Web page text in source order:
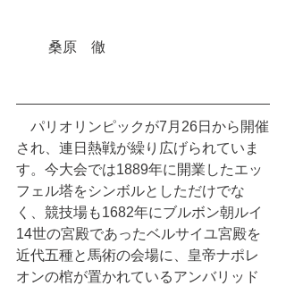
桑原　徹
パリオリンピックが7月26日から開催
され、連日熱戦が繰り広げられていま
す。今大会では1889年に開業したエッ
フェル塔をシンボルとしただけでな
く、競技場も1682年にブルボン朝ルイ
14世の宮殿であったベルサイユ宮殿を
近代五種と馬術の会場に、皇帝ナポレ
オンの棺が置かれているアンバリッド